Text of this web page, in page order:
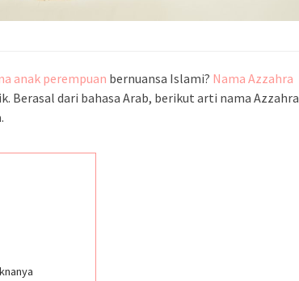
anak perempuan bernuansa Islami? Nama Azzahra
Berasal dari bahasa Arab, berikut arti nama Azzahra